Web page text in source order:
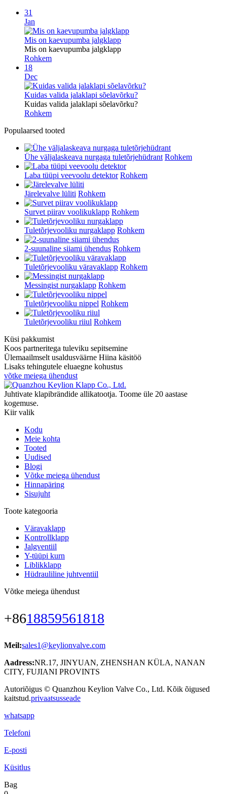
31
Jan
Mis on kaevupumba jalgklapp
Mis on kaevupumba jalgklapp
Rohkem
18
Dec
Kuidas valida jalaklapi sõelavõrku?
Kuidas valida jalaklapi sõelavõrku?
Rohkem
Populaarsed tooted
Ühe väljalaskeava nurgaga tuletõrjehüdrant Rohkem
Laba tüüpi veevoolu detektor Rohkem
Järelevalve lüliti Rohkem
Survet piirav voolikuklapp Rohkem
Tuletõrjevooliku nurgaklapp Rohkem
2-suunaline siiami ühendus Rohkem
Tuletõrjevooliku väravaklapp Rohkem
Messingist nurgaklapp Rohkem
Tuletõrjevooliku nippel Rohkem
Tuletõrjevooliku riiul Rohkem
Küsi pakkumist
Koos partneritega tuleviku sepitsemine
Ülemaailmselt usaldusväärne Hiina käsitöö
Lisaks tehingutele eluaegne kohustus
võtke meiega ühendust
Juhtivate klapibrändide allikatootja. Toome üle 20 aastase
kogemuse.
Kiir valik
Kodu
Meie kohta
Tooted
Uudised
Blogi
Võtke meiega ühendust
Hinnapäring
Sisujuht
Toote kategooria
Väravaklapp
Kontrollklapp
Jalgventiil
Y-tüüpi kurn
Liblikklapp
Hüdrauliline juhtventiil
Võtke meiega ühendust
+8618859561818
Meil:sales1@keylionvalve.com
Aadress:NR.17, JINYUAN, ZHENSHAN KÜLA, NANAN
CITY, FUJIANI PROVINTS
Autoriõigus © Quanzhou Keylion Valve Co., Ltd. Kõik õigused
kaitstud.privaatsusseade
whatsapp
Telefoni
E-posti
Küsitlus
Bag